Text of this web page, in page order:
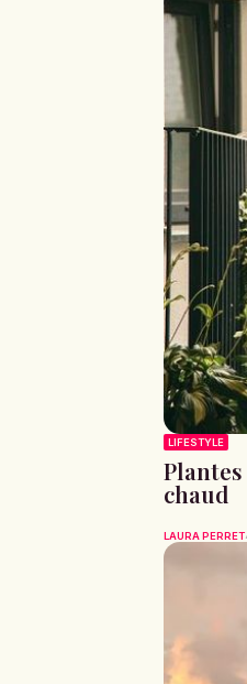
LIFESTYLE
chaud
LAURA PERRET